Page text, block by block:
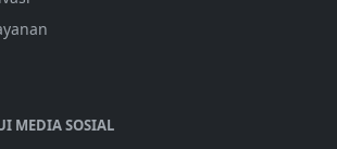
MEDIA SOSIAL